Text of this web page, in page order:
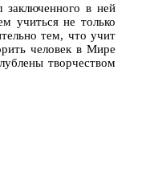
в ней
учиться не только
тем, что учит
человек в Мире
творчеством